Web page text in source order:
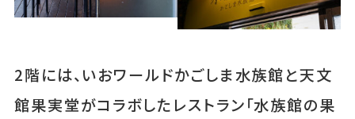
2階には、いおワールドかごしま水族館と天文
館果実堂がコラボしたレストラン「水族館の果